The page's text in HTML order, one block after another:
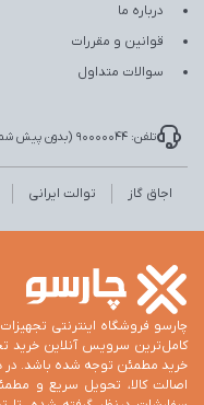
درباره ما
قوانین و مقررات
سوالات متداول
تلفن: 90000044 (بدون پیش شماره و رایگان)
اجاق گاز توالت ایرانی
چارسو فروشگاه اینترنتی
کامل‌ترین سرویس آنلاین خرید
اصالت کالا، تحویل سریع و